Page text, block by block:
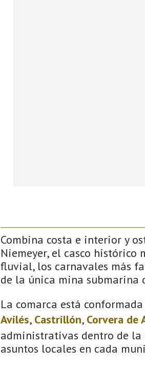
Combina costa e interior y
Niemeyer, el casco histórico
fluvial, los carnavales más
de la única mina submarina
La comarca está
Avilés, Castrillón, Corvera de
administrativas dentro de la
asuntos locales en cada